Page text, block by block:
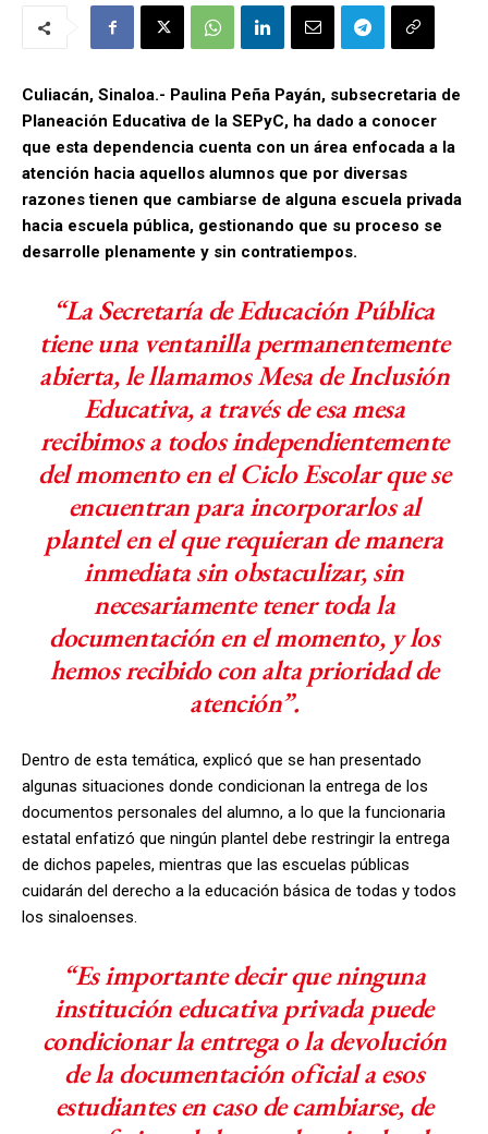
Culiacán, Sinaloa.- Paulina Peña Payán, subsecretaria de
Planeación Educativa de la SEPyC, ha dado a conocer
que esta dependencia cuenta con un área enfocada a la
atención hacia aquellos alumnos que por diversas
razones tienen que cambiarse de alguna escuela privada
hacia escuela pública, gestionando que su proceso se
desarrolle plenamente y sin contratiempos.
“La Secretaría de Educación Pública
tiene una ventanilla permanentemente
abierta, le llamamos Mesa de Inclusión
Educativa, a través de esa mesa
recibimos a todos independientemente
del momento en el Ciclo Escolar que se
encuentran para incorporarlos al
plantel en el que requieran de manera
inmediata sin obstaculizar, sin
necesariamente tener toda la
documentación en el momento, y los
hemos recibido con alta prioridad de
atención”.
Dentro de esta temática, explicó que se han presentado
algunas situaciones donde condicionan la entrega de los
documentos personales del alumno, a lo que la funcionaria
estatal enfatizó que ningún plantel debe restringir la entrega
de dichos papeles, mientras que las escuelas públicas
cuidarán del derecho a la educación básica de todas y todos
los sinaloenses.
“Es importante decir que ninguna
institución educativa privada puede
condicionar la entrega o la devolución
de la documentación oficial a esos
estudiantes en caso de cambiarse, de